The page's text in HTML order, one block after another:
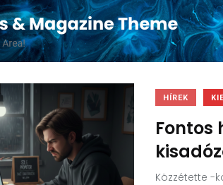
HÍREK
Fontos
Közzétette -